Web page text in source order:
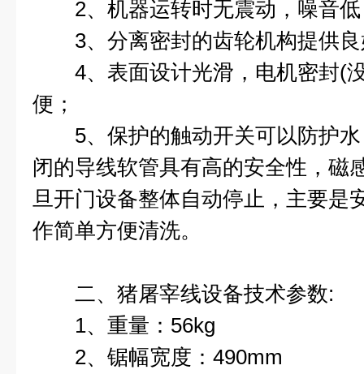
2、机器运转时无震动，噪音低
3、分离密封的齿轮机构提供良
4、表面设计光滑，电机密封(
便；
5、保护的触动开关可以防护水
闭的导线软管具有高的安全性，磁
旦开门设备整体自动停止，主要是
作简单方便清洗。
二、猪屠宰线设备技术参数:
1、重量：56kg
2、锯幅宽度：490mm